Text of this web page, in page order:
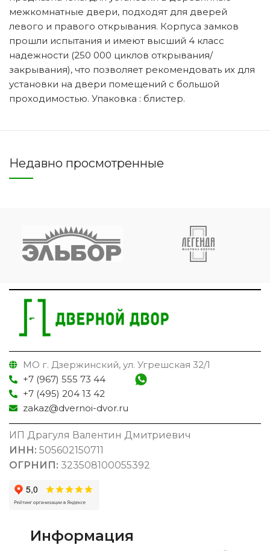
межкомнатные двери, подходят для дверей
левого и правого открывания. Корпуса замков
прошли испытания и имеют высший 4 класс
надежности (250 000 циклов открывания/
закрывания), что позволяет рекомендовать их для
установки на двери помещений с большой
проходимостью. Упаковка : блистер.
Недавно просмотренные
МО г. Дзержинский, ул. Угрешская 32/1
+7 (967) 555 73 44
+7 (495) 204 13 42
zakaz@dvernoi-dvor.ru
ИП Драгуля Валентин Дмитриевич
ИНН: 505602150711
ОГРНИП: 323508100055392
Информация